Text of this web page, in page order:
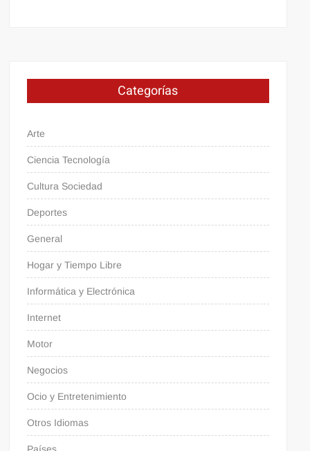
Categorías
Arte
Ciencia Tecnología
Cultura Sociedad
Deportes
General
Hogar y Tiempo Libre
Informática y Electrónica
Internet
Motor
Negocios
Ocio y Entretenimiento
Otros Idiomas